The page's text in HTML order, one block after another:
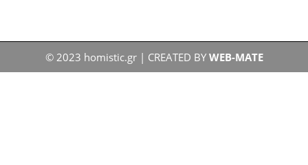
© 2023 homistic.gr | CREATED BY WEB-MATE